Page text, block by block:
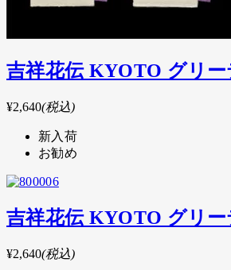
吉祥花伝 KYOTO グリ
¥2,640(税込)
新入荷
お勧め
吉祥花伝 KYOTO グリ
¥2,640(税込)